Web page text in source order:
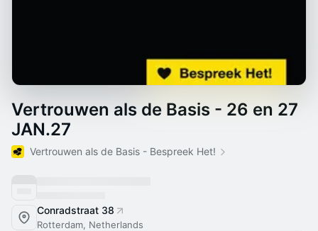
Vertrouwen als de Basis - 26 en 27
JAN.27
Vertrouwen als de Basis - Bespreek Het!
Conradstraat 38
Rotterdam, Netherlands